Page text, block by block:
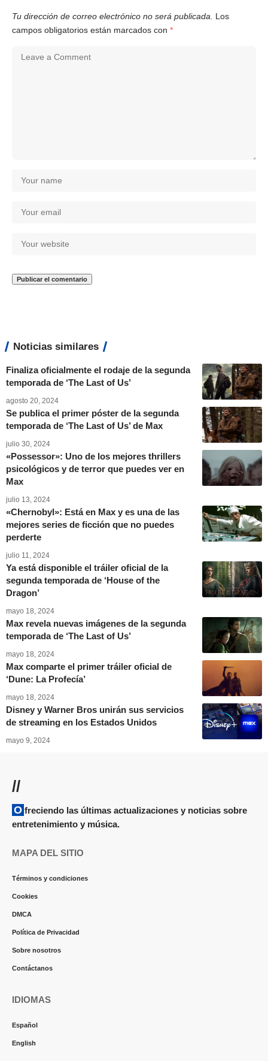
Tu dirección de correo electrónico no será publicada.
Los
campos obligatorios están marcados con *
Noticias similares
Finaliza oficialmente el rodaje de la segunda
temporada de ‘The Last of Us’
agosto 20, 2024
Se publica el primer póster de la segunda
temporada de ‘The Last of Us’ de Max
julio 30, 2024
«Possessor»: Uno de los mejores thrillers
psicológicos y de terror que puedes ver en
Max
julio 13, 2024
«Chernobyl»: Está en Max y es una de las
mejores series de ficción que no puedes
perderte
julio 11, 2024
Ya está disponible el tráiler oficial de la
segunda temporada de ‘House of the
Dragon’
mayo 18, 2024
Max revela nuevas imágenes de la segunda
temporada de ‘The Last of Us’
mayo 18, 2024
Max comparte el primer tráiler oficial de
‘Dune: La Profecía’
mayo 18, 2024
Disney y Warner Bros unirán sus servicios
de streaming en los Estados Unidos
mayo 9, 2024
//
Ofreciendo las últimas actualizaciones y noticias sobre
entretenimiento y música.
MAPA DEL SITIO
Términos y condiciones
Cookies
DMCA
Política de Privacidad
Sobre nosotros
Contáctanos
IDIOMAS
Español
English